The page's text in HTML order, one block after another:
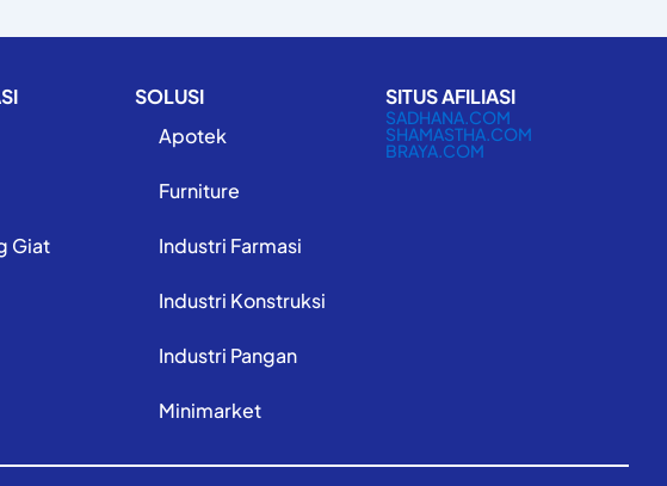
Giat
SOLUSI
Apotek
Furniture
Industri Farmasi
Industri Konstruksi
Industri Pangan
Minimarket
SITUS AFILIASI
SADHANA.COM
SHAMASTHA.COM
BRAYA.COM